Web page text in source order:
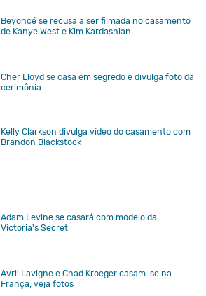
Beyoncé se recusa a ser filmada no casamento
de Kanye West e Kim Kardashian
Cher Lloyd se casa em segredo e divulga foto da
cerimônia
Kelly Clarkson divulga vídeo do casamento com
Brandon Blackstock
Adam Levine se casará com modelo da
Victoria's Secret
Avril Lavigne e Chad Kroeger casam-se na
França; veja fotos